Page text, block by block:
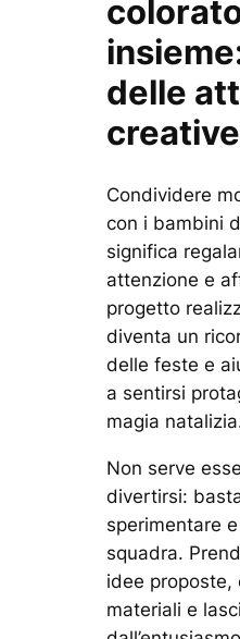
delle
creative
Condividere
con i bambini
significa
attenzione e
progetto
diventa un
delle feste e
a sentirsi
magia
Non serve
divertirsi:
sperimentare
squadra.
idee proposte,
materiali e